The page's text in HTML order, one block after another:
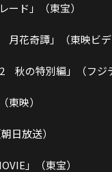
ード」（東宝）
花奇譚」（東映ビデ
秋の特別編」（フジ
東映）
日放送）
」（東宝）